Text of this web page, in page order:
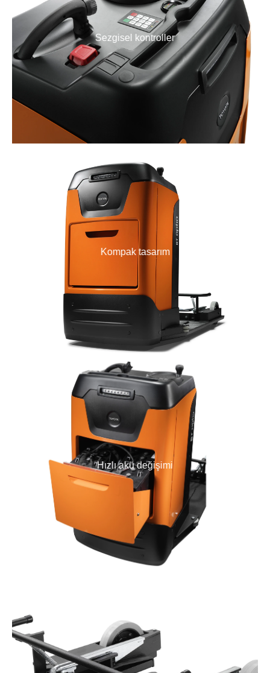
Sezgisel kontroller
Kompak tasarım
Hızlı akü değişimi